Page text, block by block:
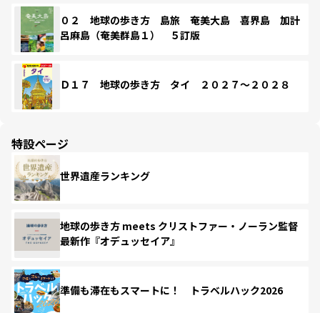
０２ 地球の歩き方 島旅 奄美大島 喜界島 加計
呂麻島（奄美群島１） ５訂版
Ｄ１７ 地球の歩き方 タイ ２０２７～２０２８
特設ページ
世界遺産ランキング
地球の歩き方 meets クリストファー・ノーラン監督
最新作『オデュッセイア』
準備も滞在もスマートに！ トラベルハック2026